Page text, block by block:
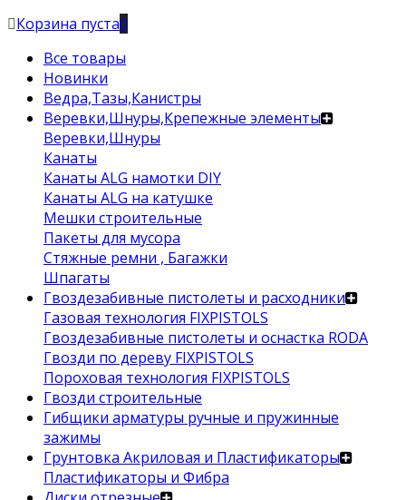
Корзина пуста0
Все товары
Новинки
Ведра,Тазы,Канистры
Веревки,Шнуры,Крепежные элементы
Веревки,Шнуры
Канаты
Канаты ALG намотки DIY
Канаты ALG на катушке
Мешки строительные
Пакеты для мусора
Стяжные ремни , Багажки
Шпагаты
Гвоздезабивные пистолеты и расходники
Газовая технология FIXPISTOLS
Гвоздезабивные пистолеты и оснастка RODA
Гвозди по дереву FIXPISTOLS
Пороховая технология FIXPISTOLS
Гвозди строительные
Гибщики арматуры ручные и пружинные
зажимы
Грунтовка Акриловая и Пластификаторы
Пластификаторы и Фибра